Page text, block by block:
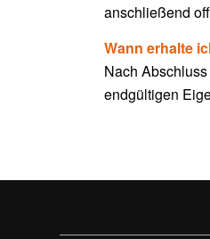
anschließend
Wann erhalte
Nach
endgültigen